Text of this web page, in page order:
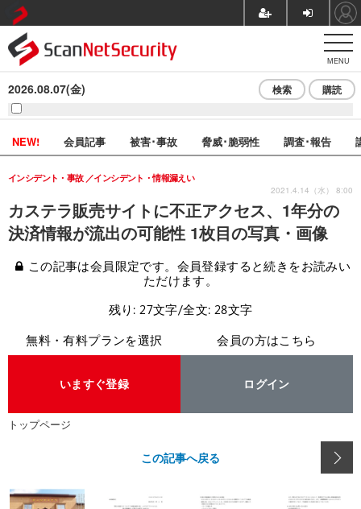
MENU
2026.08.07(金) 検索 購読
NEW! 会員記事 被害･事故 脅威･脆弱性 調査･報告
カステラ販売サイトに不正アクセス、1年分の
決済情報が流出の可能性 1枚目の写真・画像
インシデント・事故 インシデント・情報漏えい
2021.4.14（水） 8:00
この記事は会員限定です。会員登録すると続きをお読みい
ただけます。
残り: 27文字/全文: 28文字
無料・有料プランを選択
いますぐ登録
会員の方はこちら
ログイン
トップページ
この記事へ戻る